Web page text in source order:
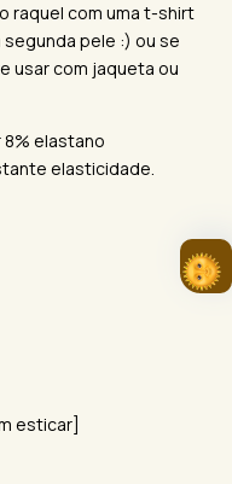
raquel com uma t-shirt
segunda pele :) ou se
usar com jaqueta ou
elastano
elasticidade.
esticar]